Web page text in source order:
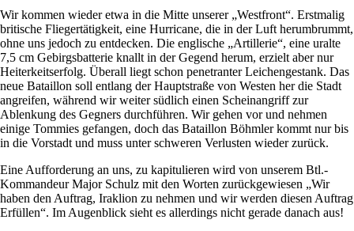
Wir kommen wieder etwa in die Mitte unserer Westfront . Erstmalig
britische Fliegertätigkeit, eine Hurricane, die in der Luft herumbrummt,
ohne uns jedoch zu entdecken. Die englische
Artillerie , eine uralte
7,5 cm Gebirgsbatterie knallt in der Gegend herum, erzielt aber nur
Heiterkeitserfolg. Überall liegt schon penetranter Leichengestank. Das
neue Bataillon soll entlang der Hauptstraße von Westen her die Stadt
angreifen, während wir weiter südlich einen Scheinangriff zur
Ablenkung des Gegners durchführen. Wir gehen vor und nehmen
einige Tommies gefangen, doch das Bataillon Böhmler kommt nur bis
in die Vorstadt und muss unter schweren Verlusten wieder zurück.
Eine Aufforderung an uns, zu kapitulieren wird von unserem Btl.-
Kommandeur Major Schulz mit den Worten zurückgewiesen
Wir
haben den Auftrag, Iraklion zu nehmen und wir werden diesen Auftrag
Erfüllen . Im Augenblick sieht es allerdings nicht gerade danach aus!